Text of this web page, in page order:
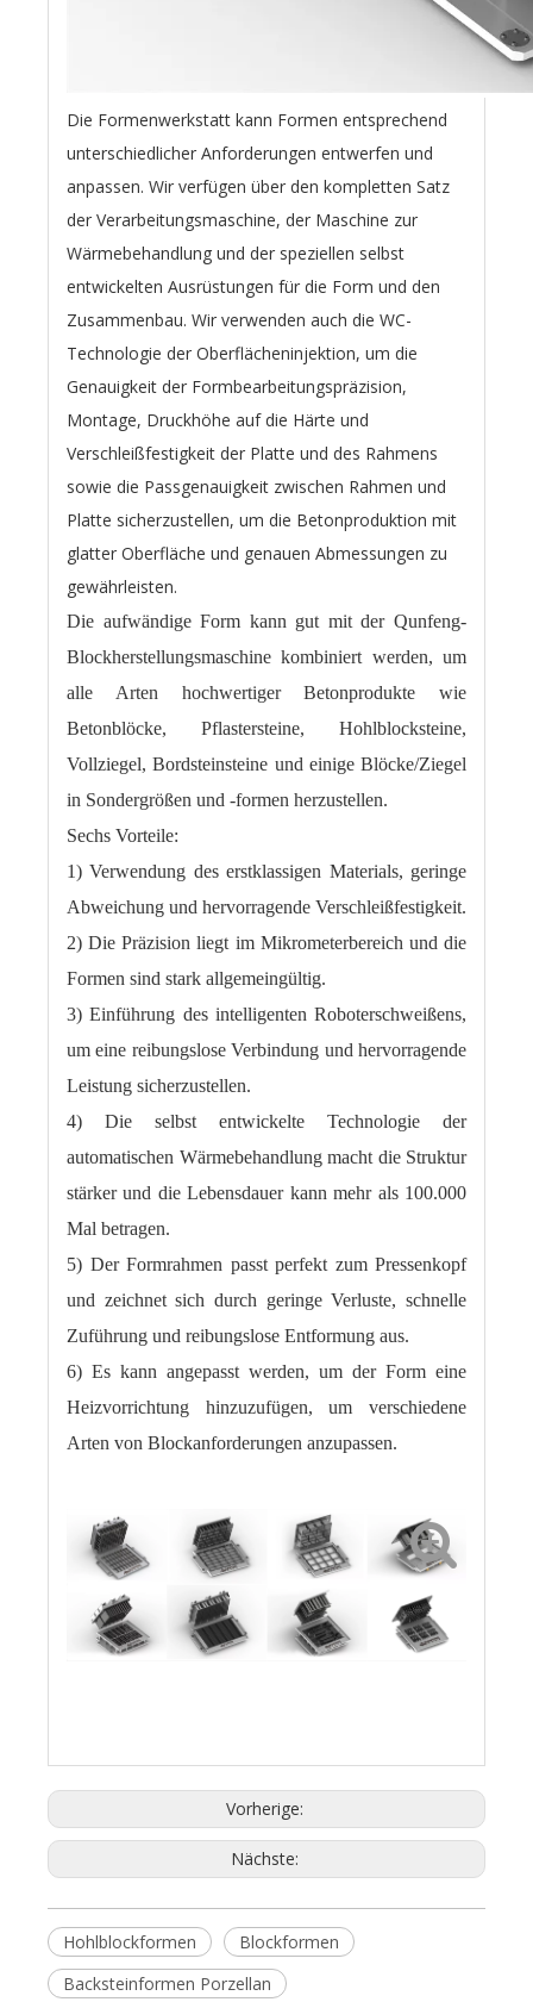
Die Formenwerkstatt kann Formen entsprechend
unterschiedlicher Anforderungen entwerfen und
anpassen. Wir verfügen über den kompletten Satz
der Verarbeitungsmaschine, der Maschine zur
Wärmebehandlung und der speziellen selbst
entwickelten Ausrüstungen für die Form und den
Zusammenbau. Wir verwenden auch die WC-
Technologie der Oberflächeninjektion, um die
Genauigkeit der Formbearbeitungspräzision,
Montage, Druckhöhe auf die Härte und
Verschleißfestigkeit der Platte und des Rahmens
sowie die Passgenauigkeit zwischen Rahmen und
Platte sicherzustellen, um die Betonproduktion mit
glatter Oberfläche und genauen Abmessungen zu
gewährleisten.
Die aufwändige Form kann gut mit der Qunfeng-
Blockherstellungsmaschine kombiniert werden, um
alle Arten hochwertiger Betonprodukte wie
Betonblöcke, Pflastersteine, Hohlblocksteine,
Vollziegel, Bordsteinsteine ​​und einige Blöcke/Ziegel
in Sondergrößen und -formen herzustellen.
Sechs Vorteile:
1) Verwendung des erstklassigen Materials, geringe
Abweichung und hervorragende Verschleißfestigkeit.
2) Die Präzision liegt im Mikrometerbereich und die
Formen sind stark allgemeingültig.
3) Einführung des intelligenten Roboterschweißens,
um eine reibungslose Verbindung und hervorragende
Leistung sicherzustellen.
4) Die selbst entwickelte Technologie der
automatischen Wärmebehandlung macht die Struktur
stärker und die Lebensdauer kann mehr als 100.000
Mal betragen.
5) Der Formrahmen passt perfekt zum Pressenkopf
und zeichnet sich durch geringe Verluste, schnelle
Zuführung und reibungslose Entformung aus.
6) Es kann angepasst werden, um der Form eine
Heizvorrichtung hinzuzufügen, um verschiedene
Arten von Blockanforderungen anzupassen.
Vorherige:
Nächste:
Hohlblockformen
Blockformen
Backsteinformen Porzellan